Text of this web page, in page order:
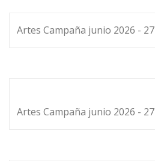
Artes Campaña junio 2026 - 27
Artes Campaña junio 2026 - 27